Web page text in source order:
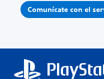
Comunícate con el